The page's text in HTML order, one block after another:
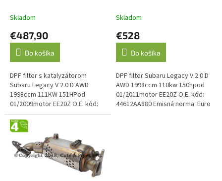
Skladom
€487,90
Do košíka
DPF filter s katalyzátorom
Subaru Legacy V 2.0 D AWD
1998ccm 111KW 151HPod
01/2009motor EE20Z O.E. kód:
44612AA504
Skladom
€528
Do košíka
DPF filter Subaru Legacy V 2.0 D
AWD 1998ccm 110kw 150hpod
01/2011motor EE20Z O.E. kód:
44612AA880 Emisná norma: Euro